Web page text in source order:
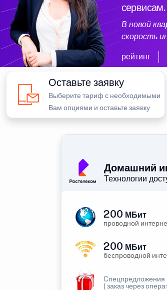
сервисам.
В новой
скорость
рейтинг
Оставьте заявку
Выберите тариф с необходимыми
Вам опциями и оставьте заявку
Домашний
Технологии
200 МБит
проводной
200 МБит
беспроводной
Cпецпредложения
( заказ через